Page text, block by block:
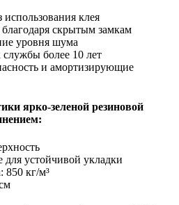
использования клея
скрытым замкам
уровня шума
службы более 10 лет
и амортизирующие
ярко-зеленой резиновой
для устойчивой укладки
850 кг/м³